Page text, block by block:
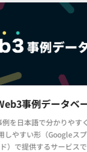
事例データベ
を日本語で分かりやす
しやすい形（Googleス
）で提供するサービスで